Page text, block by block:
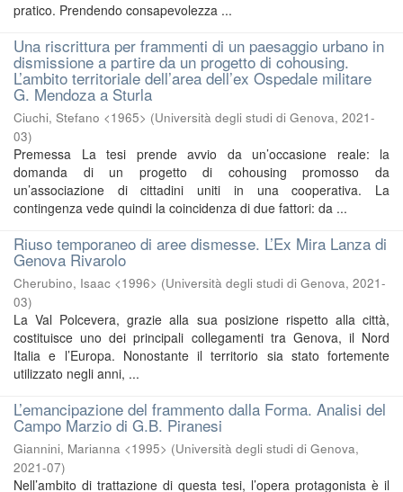
pratico. Prendendo consapevolezza ...
Una riscrittura per frammenti di un paesaggio urbano in
dismissione a partire da un progetto di cohousing.
L’ambito territoriale dell’area dell’ex Ospedale militare
G. Mendoza a Sturla
Ciuchi, Stefano <1965> (Università degli studi di Genova, 2021-
03)
Premessa La tesi prende avvio da un’occasione reale: la
domanda di un progetto di cohousing promosso da
un’associazione di cittadini uniti in una cooperativa. La
contingenza vede quindi la coincidenza di due fattori: da ...
Riuso temporaneo di aree dismesse. L’Ex Mira Lanza di
Genova Rivarolo
Cherubino, Isaac <1996> (Università degli studi di Genova, 2021-
03)
La Val Polcevera, grazie alla sua posizione rispetto alla città,
costituisce uno dei principali collegamenti tra Genova, il Nord
Italia e l’Europa. Nonostante il territorio sia stato fortemente
utilizzato negli anni, ...
L’emancipazione del frammento dalla Forma. Analisi del
Campo Marzio di G.B. Piranesi
Giannini, Marianna <1995> (Università degli studi di Genova,
2021-07)
Nell’ambito di trattazione di questa tesi, l’opera protagonista è il